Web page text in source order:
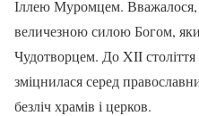
Іллею Муромцем.
величезною силою Богом,
Чудотворцем. До XII століття
зміцнилася серед
безліч храмів і церков.